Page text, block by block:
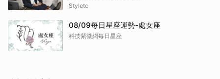
Styletc
08/09每日星座運勢-處女座
科技紫微網每日星座